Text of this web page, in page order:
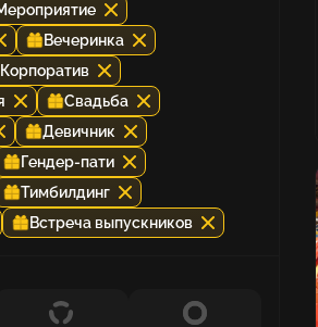
Вечеринка
Корпоратив
Свадьба
Девичник
Гендер-пати
Тимбилдинг
Встреча выпускников